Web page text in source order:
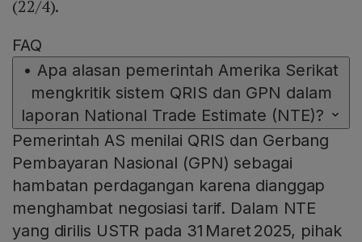
(22/4).
FAQ
• Apa alasan pemerintah Amerika Serikat
mengkritik sistem QRIS dan GPN dalam
laporan National Trade Estimate (NTE)?
Pemerintah AS menilai QRIS dan Gerbang
Pembayaran Nasional (GPN) sebagai
hambatan perdagangan karena dianggap
menghambat negosiasi tarif. Dalam NTE
yang dirilis USTR pada 31 Maret 2025, pihak